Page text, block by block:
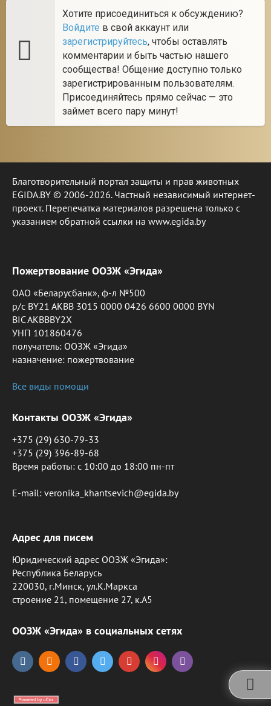
Хотите присоединиться к обсуждению?
Войдите в свой аккаунт или
зарегистрируйтесь, чтобы оставлять
комментарии и быть частью нашего
сообщества! Общение доступно только
зарегистрированным пользователям.
Присоединяйтесь прямо сейчас — это
займет всего пару минут!
Благотворительный портал защиты и прав животных
EGIDA.BY © 2006-2026. Частный независимый интернет-
проект. Перепечатка материалов разрешена только с
указанием обратной ссылки на www.egida.by
Пожертвование ООЗЖ «Эгида»
ОАО «Беларусбанк», ф-л №500
р/с BY21 AKBB 3015 0000 0426 6600 0000 BYN
BIC AKBBBY2X
УНП 101860476
получатель: ООЗЖ «Эгида»
назначение: пожертвование
Все виды помощи
Контакты ООЗЖ «Эгида»
+375 (29) 630-79-33
+375 (29) 396-89-68
Время работы: c 10:00 до 18:00 пн-пт
E-mail: veronika_khantsevich@egida.by
Адрес для писем
Юридический адрес ООЗЖ «Эгида»:
Республика Беларусь
220030, г.Минск, ул.К.Маркса
строение 21, помещение 27, к.А5
ООЗЖ «Эгида» в социальных сетях